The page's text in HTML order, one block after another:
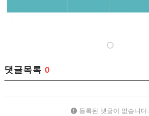
댓글목록0
등록된 댓글이 없습니다.